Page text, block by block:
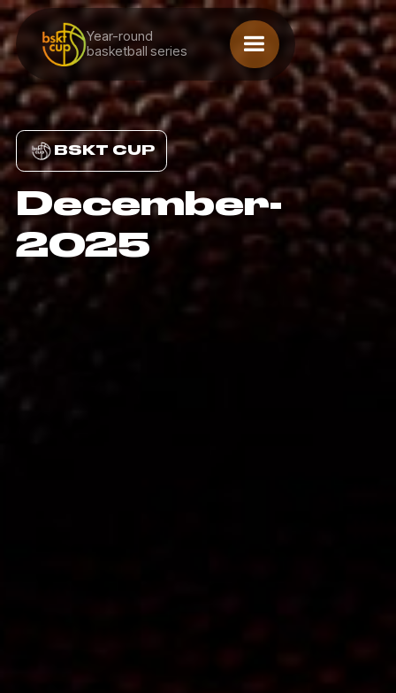
Year-round
basketball series
BSKT CUP
December-
2025